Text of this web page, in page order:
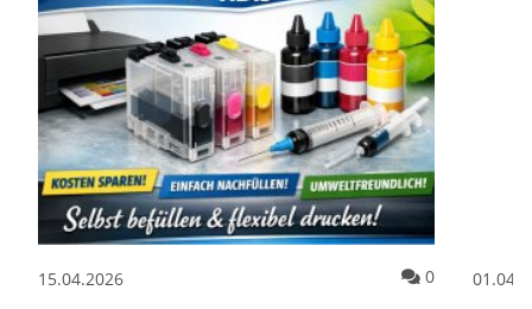
15.04.2026 Kommentare
0